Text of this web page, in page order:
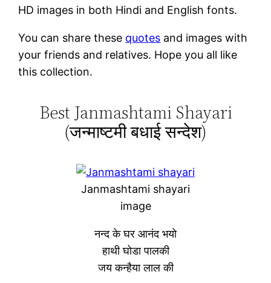
HD images in both Hindi and English fonts.
You can share these quotes and images with
your friends and relatives. Hope you all like
this collection.
Best Janmashtami Shayari
(जन्माष्टमी बधाई सन्देश)
Janmashtami shayari
image
नन्द के घर आनंद भयो
हाथी घोडा पालकी
जय कन्हैया लाल की